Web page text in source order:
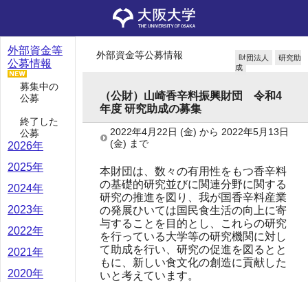
外部資金等
公募情報
募集中の
公募
終了した
公募
2026年
2025年
2024年
2023年
2022年
2021年
2020年
外部資金等公募情報 財団法人
研究助
成
（公財）山崎香辛料振興財団 令和4
年度 研究助成の募集
2022年4月22日 (金) から 2022年5月13日
(金) まで
本財団は、数々の有用性をもつ香辛料
の基礎的研究並びに関連分野に関する
研究の推進を図り、我が国香辛料産業
の発展ひいては国民食生活の向上に寄
与することを目的とし、これらの研究
を行っている大学等の研究機関に対し
て助成を行い、研究の促進を図るとと
もに、新しい食文化の創造に貢献した
いと考えています。